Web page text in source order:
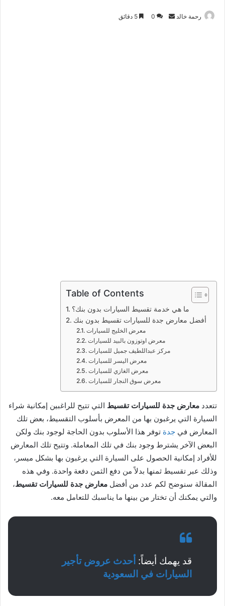
رحمة خالد 0
Table of Contents
ما هي خدمة تقسيط السيارات بدون بنك؟
أفضل معارض جدة للسيارات تقسيط بدون بنك
معرض الخليج للسيارات
معرض اوتوزون بالبيد للسيارات
مركز عبداللطيف جميل للسيارات
معرض اليسر للسيارات
معرض الغازي للسيارات
معرض سوق النجار للسيارات
تتعدد معارض جدة للسيارات تقسيط التي تتيح للراغبين إمكانية شراء
السيارة التي يرغبون بها من المعرض بأسلوب التقسيط، بعض تلك
المعارض في جدة توفر هذا الأسلوب بدون الحاجة لوجود بنك ولكن
البعض الآخر يشترط وجود بنك في تلك المعاملة. وتتيح تلك المعارض
للأفراد إمكانية الحصول على السيارة التي يرغبون بها بشكل ميسر،
وذلك عبر تقسيط ثمنها بدلاً من دفع الثمن دفعة واحدة. وفي هذه
المقالة سنوضح لكم عدد من أفضل معارض جدة للسيارات تقسيط،
والتي يمكنك أن تختار من بينها ما يناسبك للتعامل معه.
قد يهمك أيضاً: أحدث عروض تأجير
السيارات في السعودية